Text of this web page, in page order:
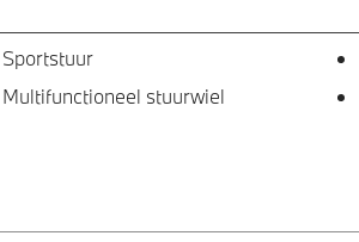
Sportstuur
Multifunctioneel stuurwiel